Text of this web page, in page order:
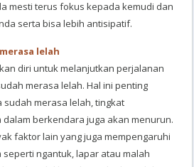
mesti terus fokus kepada kemudi dan
serta bisa lebih antisipatif.
lelah
diri untuk melanjutkan perjalanan
merasa lelah. Hal ini penting
merasa lelah, tingkat
berkendara juga akan menurun.
faktor lain yang juga mempengaruhi
ngantuk, lapar atau malah